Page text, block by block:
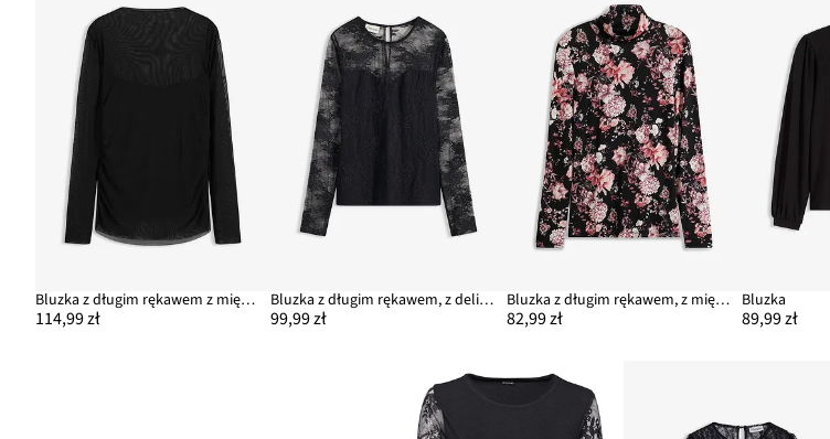
Bluzka z długim rękawem z miękkiej siateczki
114,99 zł
Bluzka z długim rękawem, z delikatnej koronki
99,99 zł
Bluzka z długim rękawem, z miękkiej mieszanki wiskozy
82,99 zł
Bluzka
89,99 zł